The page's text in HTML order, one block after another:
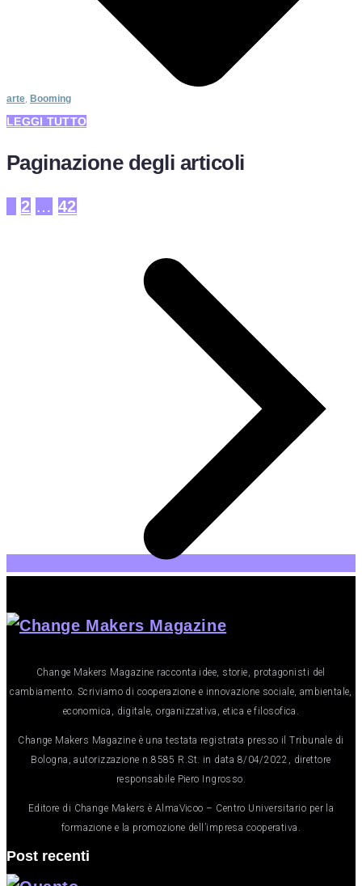
arte Booming
LEGGI TUTTO
Paginazione degli articoli
2 … 42
Change Makers Magazine racconta idee, storie, protagonisti del
cambiamento. Scriviamo di cooperazione e innovazione sociale, ambientale,
economica, digitale, organizzativa, etica e filosofica.
Change Makers Magazine è una testata registrata presso il Tribunale di
Bologna, autorizzazione n.8585 R.St. in data 8/04/2022, direttore
responsabile Piero Ingrosso.
Editore di Change Makers è AlmaVicoo – Centro Universitario per la
formazione e la promozione dell’impresa cooperativa.
Post recenti